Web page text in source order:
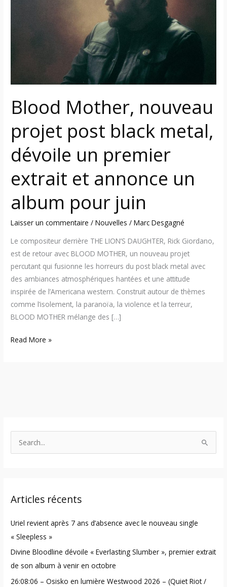
Blood Mother, nouveau
projet post black metal,
dévoile un premier
extrait et annonce un
album pour juin
Laisser un commentaire /Nouvelles /Marc Desgagné
Le compositeur derrière THE LION’S DAUGHTER, Rick Giordano,
est de retour avec BLOOD MOTHER, un nouveau projet
percutant qui fusionne les horreurs du post black metal avec
des ambiances atmosphériques hantées et une attitude
inspirée de l’Americana western. Construit autour de thèmes
comme l’isolement, la paranoïa, la violence et la terreur,
BLOOD MOTHER mélange des […]
et
un
album
pour
Read More »
c
f
o
r
:
Articles récents
Uriel revient après 7 ans d’absence avec le nouveau single
« Sleepless »
Divine Bloodline dévoile « Everlasting Slumber », premier extrait
de son album à venir en octobre
26:08:06 – Osisko en lumière Westwood 2026 – (Quiet Riot /